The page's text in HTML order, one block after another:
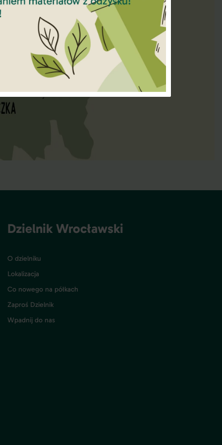
Dzielnik Wrocławski
O dzielniku
Lokalizacja
Co nowego na półkach
Zaproś Dzielnik
Wpadnij do nas